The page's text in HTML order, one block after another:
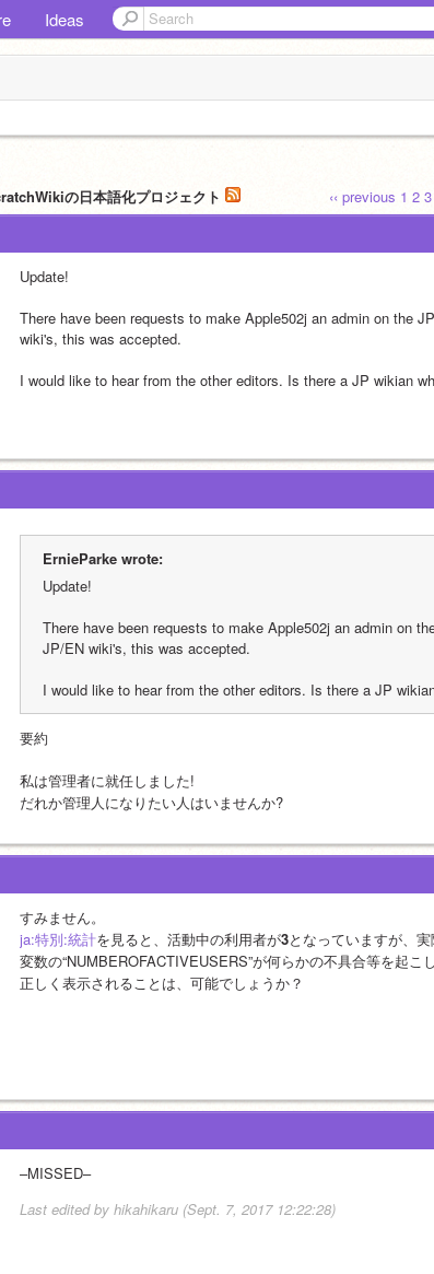
Ideas
‹‹ previous 1 2 3
の日本語化プロジェクト
Update!
There have been requests to make Apple502j an admin on the
wiki's, this was accepted.
I would like to hear from the other editors. Is there a JP wikian
ErnieParke wrote:
Update!
There have been requests to make Apple502j an admin on
JP/EN wiki's, this was accepted.
I would like to hear from the other editors. Is there a JP
要約
私は管理者に就任しました!
だれか管理人になりたい人はいませんか?
すみません。
ja:特別:統計を見ると、活動中の利用者が3となっていますが、
変数の“NUMBEROFACTIVEUSERS”が何らかの不具合等を起こ
正しく表示されることは、可能でしょうか？
–MISSED–
Last edited by hikahikaru (Sept. 7, 2017 12:22:28)